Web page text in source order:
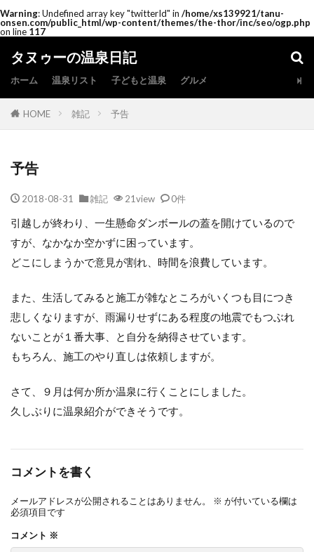
Warning: Undefined array key "twitterId" in /home/xs139921/tanu-
onsen.com/public_html/wp-content/themes/the-thor/inc/seo/ogp.php
on line 117
タヌゥーの温泉日記
ホーム 温泉リスト 子どもと温泉 グルメ
HOME 雑記 予告
予告
2018-08-31 雑記 21view 0件
引越しが終わり、一生懸命ダンボールの蓋を開けているので
すが、なかなか空かずに困っています。
どこにしまうかで意見が割れ、時間を浪費しています。
また、生活してみると施工が雑なところがいくつも目につき
悲しくなりますが、雨漏りせずにある程度の地震でもつぶれ
ないことが１番大事、と自分を納得させています。
もちろん、施工のやり直しは依頼しますが。
さて、９月は何か所か温泉に行くことにしました。
久しぶりに温泉紹介ができそうです。
コメントを書く
メールアドレスが公開されることはありません。 ※ が付いている欄は
必須項目です
コメント ※